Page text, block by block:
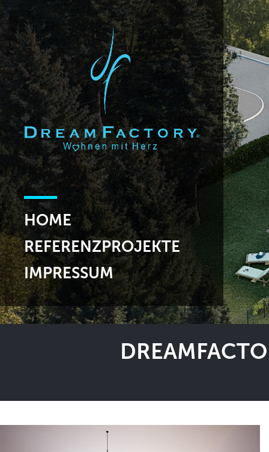
HOME
REFERENZPROJEKTE
IMPRESSUM